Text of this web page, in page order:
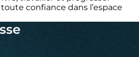
confiance dans l’espace